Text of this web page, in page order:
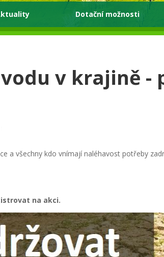
Dotační možnosti
v krajině -
a všechny kdo vnímají naléhavost potřeby
na akci.